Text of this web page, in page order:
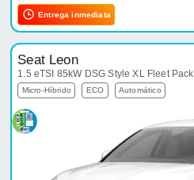
Entrega inmediata
Seat Leon
1.5 eTSI 85kW DSG Style XL Fleet Pack
Micro-Híbrido ECO Automático